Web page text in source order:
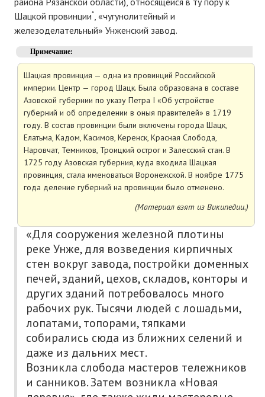
Шацкой провинции* , «чугунолитейный и
железоделательный» Унженский завод.
Примечание:
Шацкая провинция — одна из провинций Российской
империи. Центр — город Шацк. Была образована в составе
Азовской губернии по указу Петра I «Об устройстве
губерний и об определении в оныя правителей» в 1719
году. В состав провинции были включены города Шацк,
Елатьма, Кадом, Касимов, Керенск, Красная Слобода,
Наровчат, Темников, Троицкий острог и Залесский стан. В
1725 году Азовская губерния, куда входила Шацкая
провинция, стала именоваться Воронежской. В ноябре 1775
года деление губерний на провинции было отменено.
(Материал взят из Википедии.)
«Для сооружения железной плотины
реке Унже, для возведения кирпичных
стен вокруг завода, постройки доменных
печей, зданий, цехов, складов, конторы и
других зданий потребовалось много
рабочих рук. Тысячи людей с лошадьми,
лопатами, топорами, тяпками
собирались сюда из ближних селений и
даже из дальних мест.
Возникла слобода мастеров тележников
и санников. Затем возникла «Новая